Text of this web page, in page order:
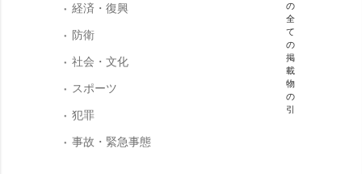
経済・復興
防衛
社会・文化
スポーツ
犯罪
事故・緊急事態
の
全
て
の
掲
載
物
の
引